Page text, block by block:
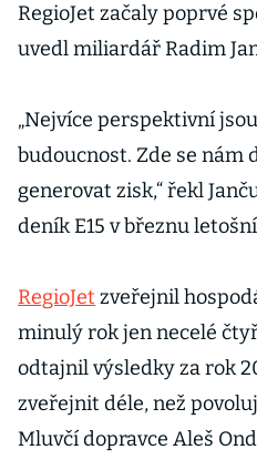
RegioJet začaly poprvé
uvedl miliardář Radim
„Nejvíce perspektivní
budoucnost. Zde se nám
generovat zisk,“ řekl
deník E15 v březnu
RegioJet zveřejnil
minulý rok jen necelé
odtajnil výsledky za rok
zveřejnit déle, než
Mluvčí dopravce Aleš